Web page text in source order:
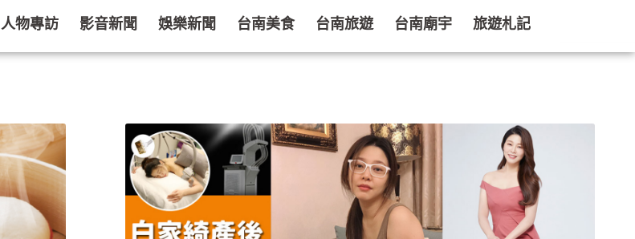
人物專訪 影音新聞 娛樂新聞 台南美食 台南旅遊 台南廟宇 旅遊札記